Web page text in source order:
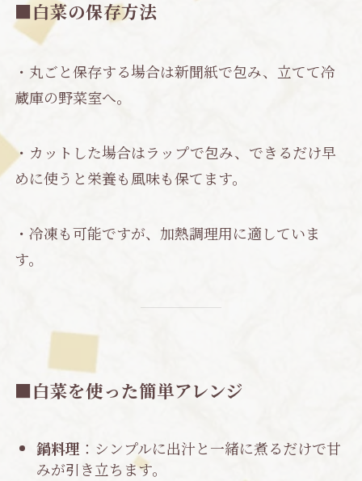
■白菜の保存方法
・丸ごと保存する場合は新聞紙で包み、立てて冷
蔵庫の野菜室へ。
・カットした場合はラップで包み、できるだけ早
めに使うと栄養も風味も保てます。
・冷凍も可能ですが、加熱調理用に適していま
す。
■白菜を使った簡単アレンジ
鍋料理 ：シンプルに出汁と一緒に煮るだけで甘
みが引き立ちます。